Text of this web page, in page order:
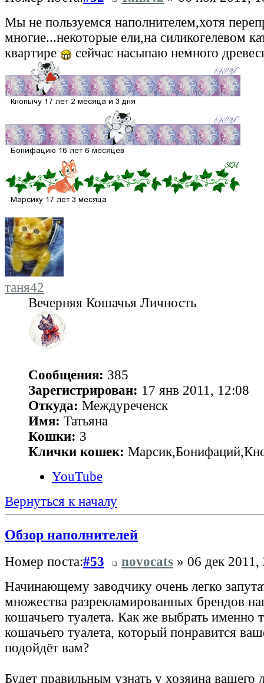
Мы не пользуемся наполнителем,хотя
многие...некоторые ели,на силикогелевом
квартире
сейчас насыпаю немного
таня42
Вечерняя Кошачья Личность
Сообщения: 385
Зарегистрирован: 17 янв 2011, 12:08
Откуда: Междуреченск
Имя: Татьяна
Кошки: 3
Клички кошек:
YouTube
Вернуться к началу
Обзор наполнителей
Номер поста:#53 novocats » 06 дек 2011,
Начинающему заводчику очень легко
множества разрекламированных брендов
кошачьего туалета. Как же выбрать именно
кошачьего туалета, который понравится
подойдёт вам?
Будет правильным узнать у хозяина